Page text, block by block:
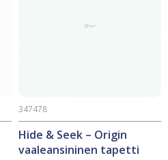
Hide & Seek – Origin
vaaleansininen tapetti
347478